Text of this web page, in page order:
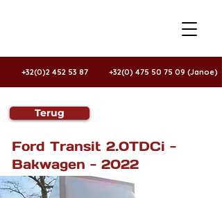
+32(0)2 452 53 87 +32(0) 475 50 75 09 (Janoe)
Terug
Ford Transit 2.0TDCi -
Bakwagen - 2022